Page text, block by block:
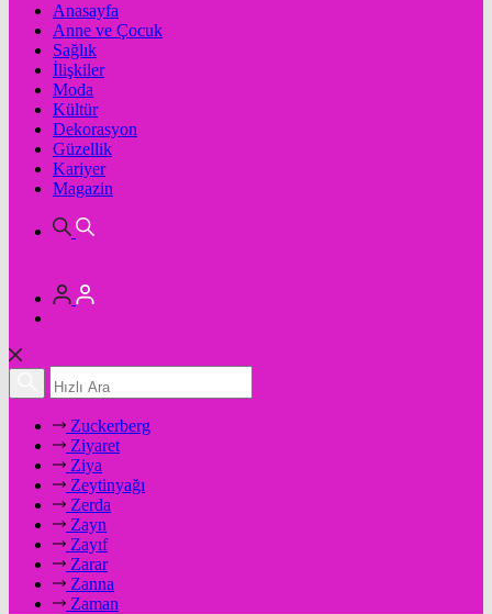
Anasayfa
Anne ve Çocuk
Sağlık
İlişkiler
Moda
Kültür
Dekorasyon
Güzellik
Kariyer
Magazin
Zuckerberg
Ziyaret
Ziya
Zeytinyağı
Zerda
Zayn
Zayıf
Zarar
Zanna
Zaman